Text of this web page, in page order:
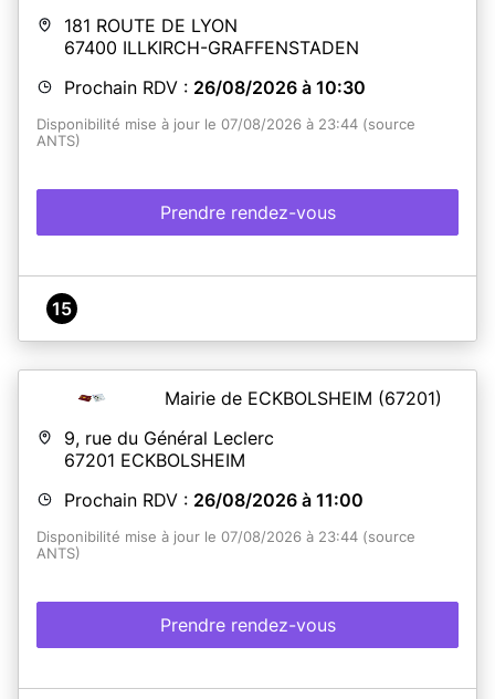
181 ROUTE DE LYON
67400 ILLKIRCH-GRAFFENSTADEN
Prochain RDV : 26/08/2026 à 10:30
Disponibilité mise à jour le 07/08/2026 à 23:44 (source
ANTS)
Prendre rendez-vous
15
Mairie de ECKBOLSHEIM (67201)
9, rue du Général Leclerc
67201 ECKBOLSHEIM
Prochain RDV : 26/08/2026 à 11:00
Disponibilité mise à jour le 07/08/2026 à 23:44 (source
ANTS)
Prendre rendez-vous